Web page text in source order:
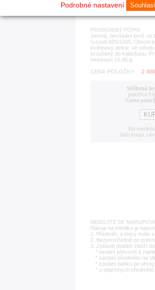
PODROBNÝ POPIS
Jemná, nevšední brož ve
ryzosti 925/1000, Obvod
květinový dekor, ve
broušený do kabošonu.
hmotnost 16,46 g.
CENA POLOŽKY
2
Stříbrná
položka
Cena
Na
Vaši koupi
NEBOJTE SE
Nákup na eAntiku je
1. Předmět, o který máte
2. Bezprostředně po
3. Způsob dodání zboží
* osobní převzetí a
* zaslání předmětu na
* zaslání balíku po
* u objemných
Podrobné nastavení